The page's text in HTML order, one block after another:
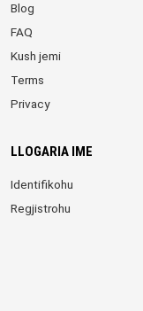
Blog
FAQ
Kush jemi
Terms
Privacy
LLOGARIA IME
Identifikohu
Regjistrohu